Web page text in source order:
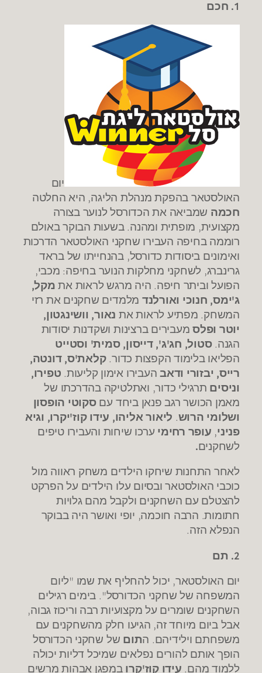
1. חכם
יום
האולסטאר בהפקת מנהלת הליגה, היא החלטה
חכמה שמביאה את הכדורסל לנוער בצורה
מקצועית, מופתית ומהנה. בשעות הבוקר באולם
רוממה בחיפה העבירו שחקני האולסטאר הדרכות
ואימונים ביסודות כדורסל, בהנחייתו של בראד
גרינברג, לשחקני מחלקות הנוער בחיפה: מכבי,
הפועל וביתר חיפה. היה מרגש לראות את מקל,
ג'ימס, חנוכי ואורלנד מלמדים שחקנים את רזי
המשחק. מפתיע לראות את נאור, וושינגטון,
יוטר ופלסמעבירים ברצינות ושקדנות יסודות
הגנה.סטול, חג'ג', דייסון, סמית' וסטייט
הפליאו בלימוד הקפצות כדור.קלאת'ס, דונטה,
רייס, יבזורי ודאבהעבירו אימון קליעות. טפירו,
וניסים תרגילי כדור, ואתלטיקה בהדרכתו של
מאמן הכושר רגב פנאן ביחד עםסקוטי הופסון
ושלומי הרוש. ליאור אליהו, עידו קוז'יקרו, וגיא
פניני, עופר רחימי ערכו שיחות והעבירו טיפים
לשחקנים.
לאחר התחנות שיחקו הילדים משחק ראווה מול
כוכבי האולסטאר ובסיום עלו הילדים על הפרקט
להצטלם עם השחקנים ולקבל מהם גלויות
חתומות. הרבה חוכמה, יופי ואושר היה בבוקר
הנפלא הזה.
2. תם
יום האולסטאר, יכול להחליף את שמו "ליום
המשפחה של שחקני הכדורסל". בימים רגילים
השחקנים שומרים על מקצועיות רבה וריכוז גבוה,
אבל ביום מיוחד זה, הגיעו חלק מהשחקנים עם
משפחתם וילידיהם. התום של שחקני הכדורסל
הופך אותם להורים נפלאים שמיכל דליות יכולה
ללמוד מהם. עידו קוז'קרובמפגן אבהות מרשים